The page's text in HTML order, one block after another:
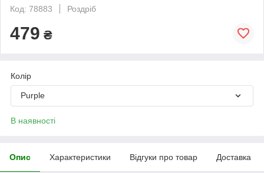
Код: 78883
Роздріб
479 ₴
Колір
Purple
В наявності
Опис Характеристики Відгуки про товар Доставка